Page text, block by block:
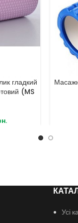
гладкий
(MS
Усі